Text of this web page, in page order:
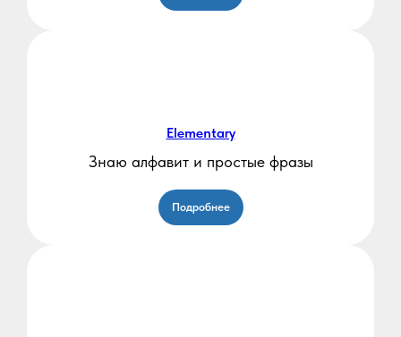
Elementary
Знаю алфавит и простые фразы
Подробнее